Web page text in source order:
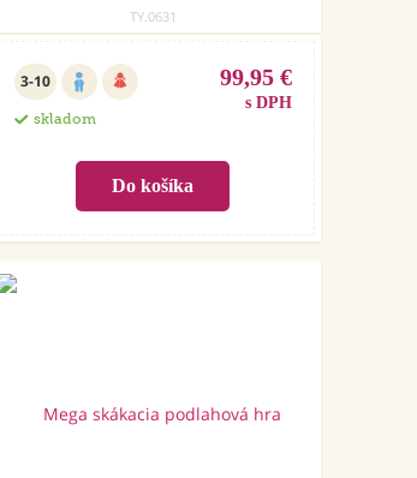
TY.0631
3-10
skladom
99,95 €
s DPH